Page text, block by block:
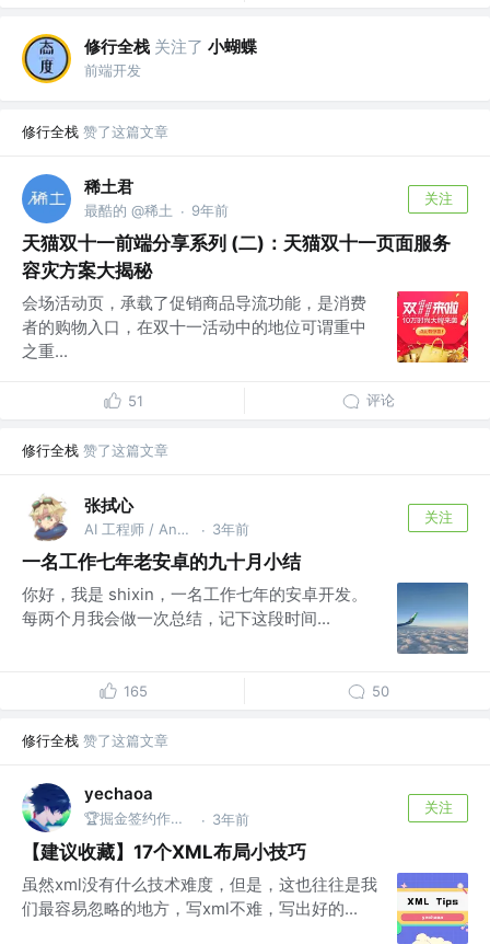
修行全栈 关注了 小蝴蝶
前端开发
修行全栈 赞了这篇文章
稀土君
最酷的 @稀土 · 9年前
关注
天猫双十一前端分享系列 (二)：天猫双十一页面服务
容灾方案大揭秘
会场活动页，承载了促销商品导流功能，是消费
者的购物入口，在双十一活动中的地位可谓重中
之重...
51 评论
修行全栈 赞了这篇文章
张拭心
AI 工程师 / Android GDE / 出版书作者 @上海 · 3年前
关注
一名工作七年老安卓的九十月小结
你好，我是 shixin，一名工作七年的安卓开发。
每两个月我会做一次总结，记下这段时间...
165 50
修行全栈 赞了这篇文章
yechaoa
🏆掘金签约作者 @阿里巴巴 · 3年前
关注
【建议收藏】17个XML布局小技巧
虽然xml没有什么技术难度，但是，这也往往是我
们最容易忽略的地方，写xml不难，写出好的...